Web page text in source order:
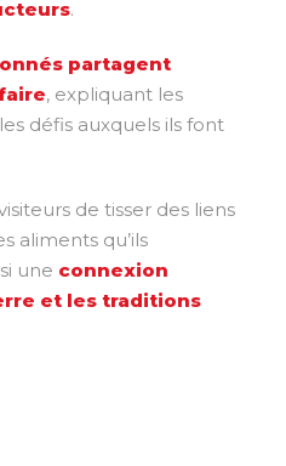
.
partagent
, expliquant les
défis auxquels ils font
de tisser des liens
aliments qu’ils
une connexion
et les traditions